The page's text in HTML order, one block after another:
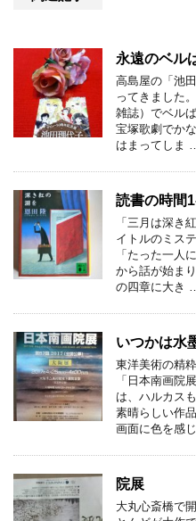
永遠のベル
高島屋の「池
ってきました
雑誌）でベル
宝塚歌劇でか
はまってしま …
読書の時間
「三月は深き
イトルのミス
「たった一人
から話が始ま
の四章に大き …
いつかは水
東洋美術の精
「日本南画院
は、ハルカス
素晴らしい作
画面に色を感
院展
大丸心斎橋で